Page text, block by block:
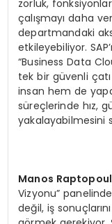
zorluk,
çalışmayı daha
departmandaki
etkileyebiliyor.
“Business Data
tek bir güvenli
insan hem de
süreçlerinde hız,
yakalayabilmesini
Manos
Vizyonu”
değil, iş